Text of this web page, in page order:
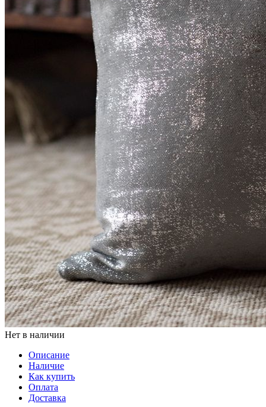
Нет в наличии
Описание
Наличие
Как купить
Оплата
Доставка